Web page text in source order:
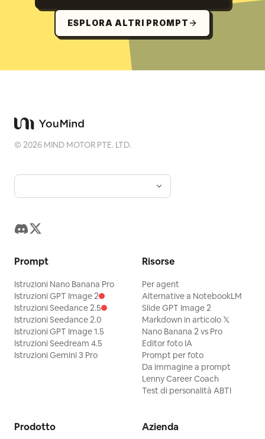
ESPLORA ALTRI PROMPT
©2026 MIND MOTOR PTE. LTD.
Prompt
Istruzioni Nano Banana Pro
Istruzioni GPT Image 2
Istruzioni Seedance 2.5
Istruzioni Seedance 2.0
Istruzioni GPT Image 1.5
Istruzioni Seedream 4.5
Istruzioni Gemini 3 Pro
Risorse
Per agent
Alternative a NotebookLM
Slide GPT Image 2
Markdown in articolo 𝕏
Nano Banana 2 vs Pro
Editor foto IA
Prompt per foto
Da immagine a prompt
Lenny Career Coach
Test di personalità ABTI
Prodotto Azienda